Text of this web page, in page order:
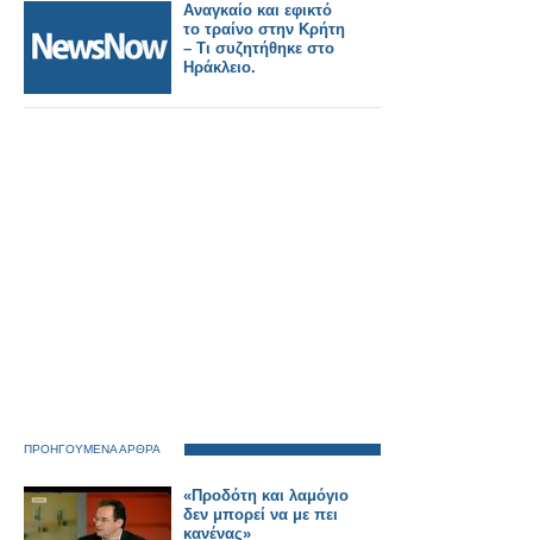
Αναγκαίο και εφικτό
το τραίνο στην Κρήτη
– Τι συζητήθηκε στο
Ηράκλειο.
ΠΡΟΗΓΟΥΜΕΝΑ ΑΡΘΡΑ
«Προδότη και λαμόγιο
δεν μπορεί να με πει
κανένας»